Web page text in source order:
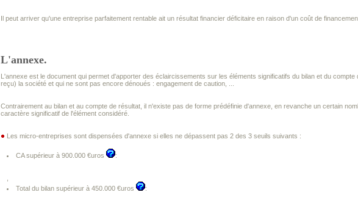
Il peut arriver qu'une entreprise parfaitement rentable ait un résultat financier déficitaire en raison d'un coût de
L'annexe.
L'annexe est le document qui permet d'apporter des éclaircissements sur les éléments significatifs du bilan et du
reçu) la société et qui ne sont pas encore dénoués : engagement de caution, ...
Contrairement au bilan et au compte de résultat, il n'existe pas de forme prédéfinie d'annexe, en revanche un certain
caractère significatif de l'élément considéré.
Les micro-entreprises sont dispensées d'annexe si elles ne dépassent pas 2 des 3 seuils suivants :
CA supérieur à 900.000 €uros :
Total du bilan supérieur à 450.000 €uros
: